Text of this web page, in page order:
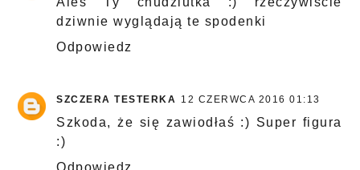
dziwnie wyglądają te spodenki
Odpowiedz
SZCZERA TESTERKA 12 CZERWCA 2016 01:13
Szkoda, że się zawiodłaś :) Super figura
:)
Odpowiedz